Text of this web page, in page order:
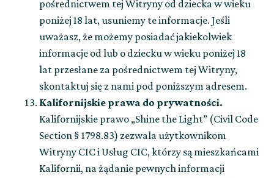
pośrednictwem tej Witryny od dziecka w wieku
poniżej 18 lat, usuniemy te informacje. Jeśli
uważasz, że możemy posiadać jakiekolwiek
informacje od lub o dziecku w wieku poniżej 18
lat przesłane za pośrednictwem tej Witryny,
skontaktuj się z nami pod poniższym adresem.
Kalifornijskie prawa do prywatności.
Kalifornijskie prawo „Shine the Light” (Civil Code
Section § 1798.83) zezwala użytkownikom
Witryny CIC i Usług CIC, którzy są mieszkańcami
Kalifornii, na żądanie pewnych informacji